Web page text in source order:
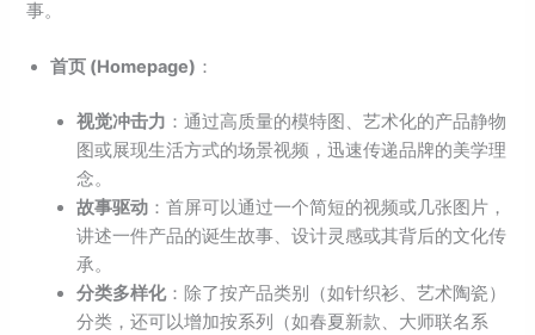
事。
首页 (Homepage) ：
视觉冲击力 ：通过高质量的模特图、艺术化的产品静物
图或展现生活方式的场景视频，迅速传递品牌的美学理
念。
故事驱动 ：首屏可以通过一个简短的视频或几张图片，
讲述一件产品的诞生故事、设计灵感或其背后的文化传
承。
分类多样化：除了按产品类别（如针织衫、艺术陶瓷）
分类，还可以增加按系列（如春夏新款、大师联名系